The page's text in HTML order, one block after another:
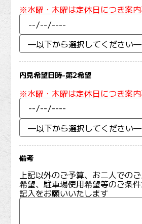
※水曜・木曜は定休日につき案
内見希望日時-第2希望
※水曜・木曜は定休日につき案
備考
上記以外のご予算、お二人での
希望、駐車場使用希望等のご条
記入をお願いいたします